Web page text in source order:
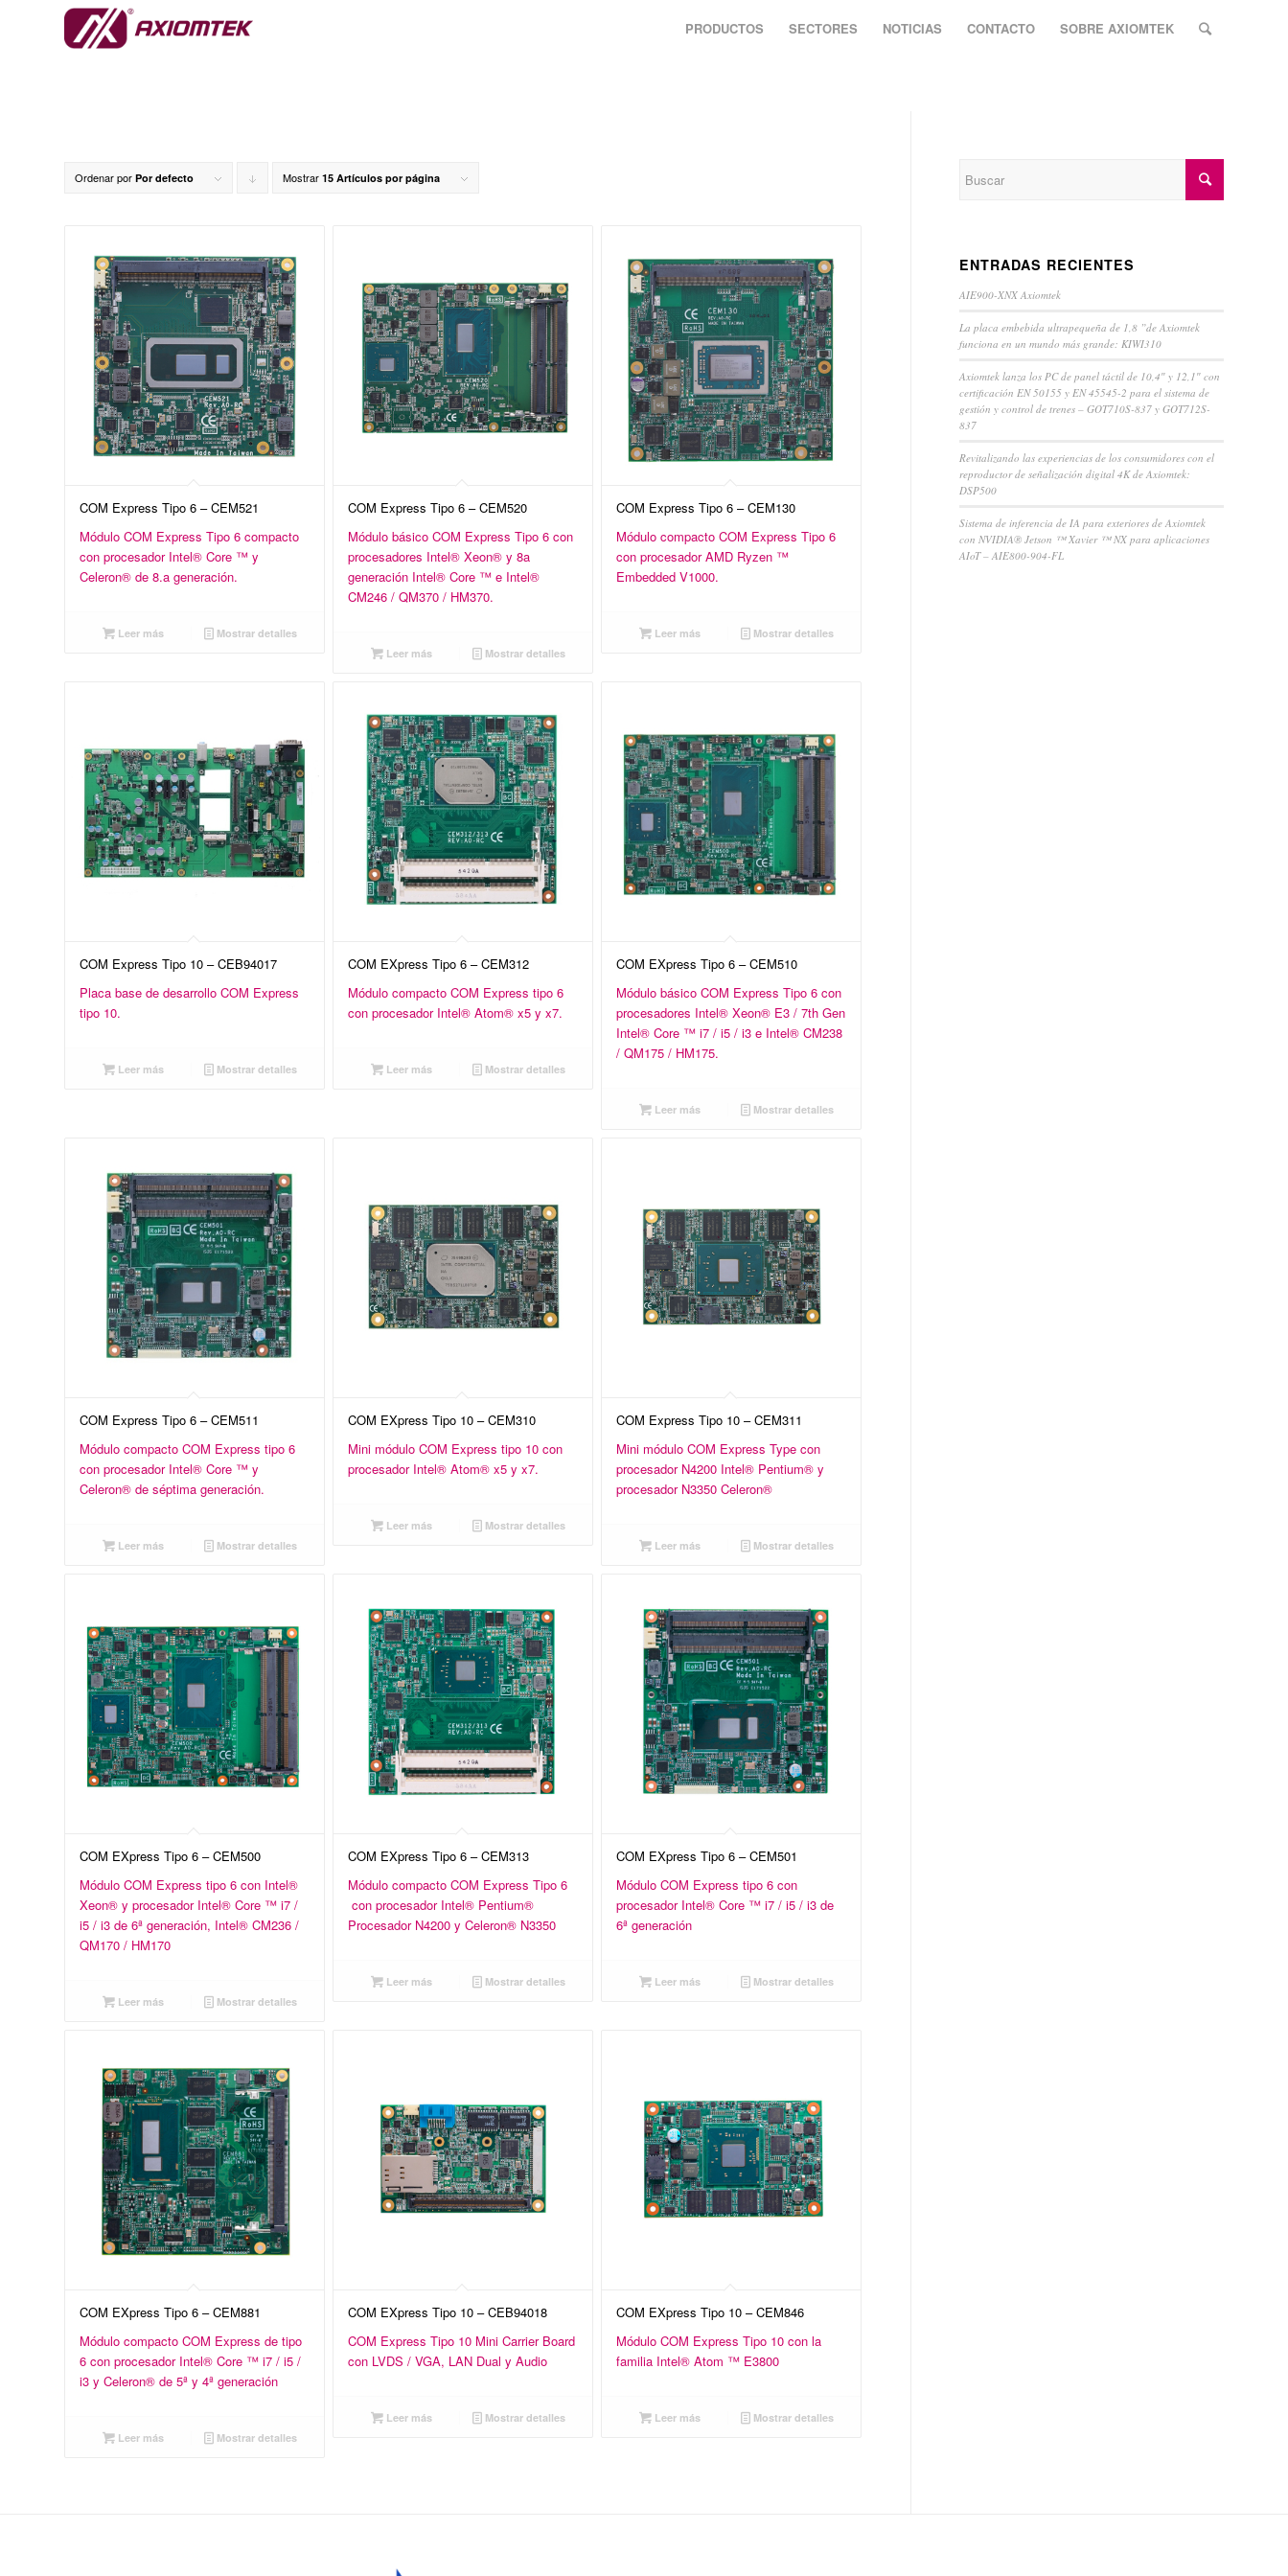
PRODUCTOS SECTORES NOTICIAS CONTACTO SOBRE AXIOMTEK
Ordenar por Por defecto
Pulsa
de
forma
descendente
Mostrar 15 Artículos por página
COM Express Tipo 6 – CEM521
Módulo COM Express Tipo 6 compacto
con procesador Intel® Core ™ y
Celeron® de 8.a generación.
Leer más Mostrar detalles
COM Express Tipo 6 – CEM520
Módulo básico COM Express Tipo 6 con
procesadores Intel® Xeon® y 8a
generación Intel® Core ™ e Intel®
CM246 / QM370 / HM370.
Leer más Mostrar detalles
COM Express Tipo 6 – CEM130
Módulo compacto COM Express Tipo 6
con procesador AMD Ryzen ™
Embedded V1000.
Leer más Mostrar detalles
COM Express Tipo 10 – CEB94017
Placa base de desarrollo COM Express
tipo 10.
Leer más Mostrar detalles
COM EXpress Tipo 6 – CEM312
Módulo compacto COM Express tipo 6
con procesador Intel® Atom® x5 y x7.
Leer más Mostrar detalles
COM EXpress Tipo 6 – CEM510
Módulo básico COM Express Tipo 6 con
procesadores Intel® Xeon® E3 / 7th Gen
Intel® Core ™ i7 / i5 / i3 e Intel® CM238
/ QM175 / HM175.
Leer más Mostrar detalles
COM Express Tipo 6 – CEM511
Módulo compacto COM Express tipo 6
con procesador Intel® Core ™ y
Celeron® de séptima generación.
Leer más Mostrar detalles
COM EXpress Tipo 10 – CEM310
Mini módulo COM Express tipo 10 con
procesador Intel® Atom® x5 y x7.
Leer más Mostrar detalles
COM Express Tipo 10 – CEM311
Mini módulo COM Express Type con
procesador N4200 Intel® Pentium® y
procesador N3350 Celeron®
Leer más Mostrar detalles
COM EXpress Tipo 6 – CEM500
Módulo COM Express tipo 6 con Intel®
Xeon® y procesador Intel® Core ™ i7 /
i5 / i3 de 6ª generación, Intel® CM236 /
QM170 / HM170
Leer más Mostrar detalles
COM EXpress Tipo 6 – CEM313
Módulo compacto COM Express Tipo 6
con procesador Intel® Pentium®
Procesador N4200 y Celeron® N3350
Leer más Mostrar detalles
COM EXpress Tipo 6 – CEM501
Módulo COM Express tipo 6 con
procesador Intel® Core ™ i7 / i5 / i3 de
6ª generación
Leer más Mostrar detalles
COM EXpress Tipo 6 – CEM881
Módulo compacto COM Express de tipo
6 con procesador Intel® Core ™ i7 / i5 /
i3 y Celeron® de 5ª y 4ª generación
Leer más Mostrar detalles
COM EXpress Tipo 10 – CEB94018
COM Express Tipo 10 Mini Carrier Board
con LVDS / VGA, LAN Dual y Audio
Leer más Mostrar detalles
COM EXpress Tipo 10 – CEM846
Módulo COM Express Tipo 10 con la
familia Intel® Atom ™ E3800
Leer más Mostrar detalles
ENTRADAS RECIENTES
AIE900-XNX Axiomtek
La placa embebida ultrapequeña de 1,8 ”de Axiomtek
funciona en un mundo más grande: KIWI310
Axiomtek lanza los PC de panel táctil de 10,4″ y 12,1″ con
certificación EN 50155 y EN 45545-2 para el sistema de
gestión y control de trenes – GOT710S-837 y GOT712S-
837
Revitalizando las experiencias de los consumidores con el
reproductor de señalización digital 4K de Axiomtek:
DSP500
Sistema de inferencia de IA para exteriores de Axiomtek
con NVIDIA® Jetson ™ Xavier ™ NX para aplicaciones
AIoT – AIE800-904-FL